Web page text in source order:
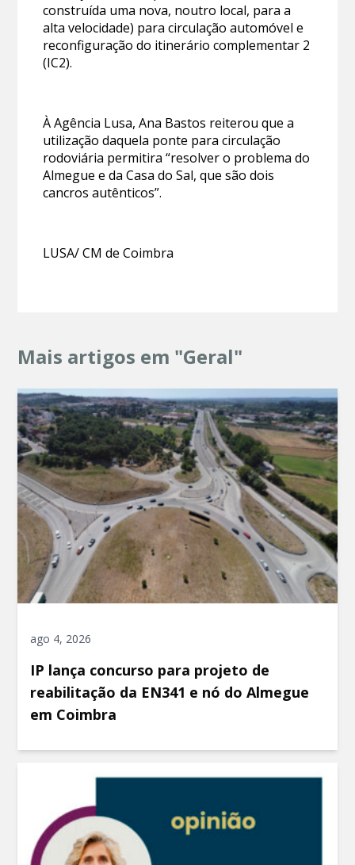
construída uma nova, noutro local, para a
alta velocidade) para circulação automóvel e
reconfiguração do itinerário complementar 2
(IC2).
À Agência Lusa, Ana Bastos reiterou que a
utilização daquela ponte para circulação
rodoviária permitira “resolver o problema do
Almegue e da Casa do Sal, que são dois
cancros autênticos”.
LUSA/ CM de Coimbra
Mais artigos em "Geral"
ago 4, 2026
IP lança concurso para projeto de
reabilitação da EN341 e nó do Almegue
em Coimbra